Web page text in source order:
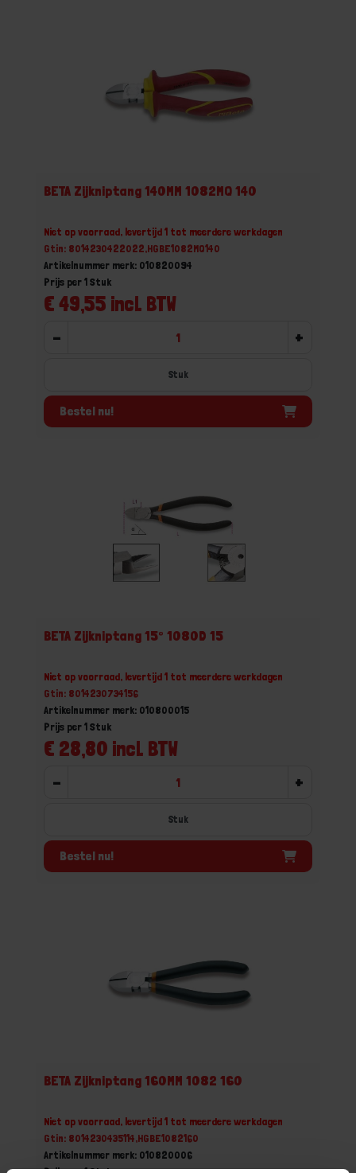
BETA Zijkniptang 140MM 1082MQ 140
Niet op voorraad, levertijd 1 tot meerdere werkdagen
Gtin: 8014230422022,HGBE1082MQ140
Artikelnummer merk: 010820094
€ 49,55 incl. BTW
Prijs per 1 Stuk
- +
Stuk
Bestel nu!
BETA Zijkniptang 15° 1080D 15
Niet op voorraad, levertijd 1 tot meerdere werkdagen
Gtin: 8014230734156
Artikelnummer merk: 010800015
€ 28,80 incl. BTW
Prijs per 1 Stuk
- +
Stuk
Bestel nu!
BETA Zijkniptang 160MM 1082 160
Niet op voorraad, levertijd 1 tot meerdere werkdagen
Gtin: 8014230435114,HGBE1082160
Artikelnummer merk: 010820006